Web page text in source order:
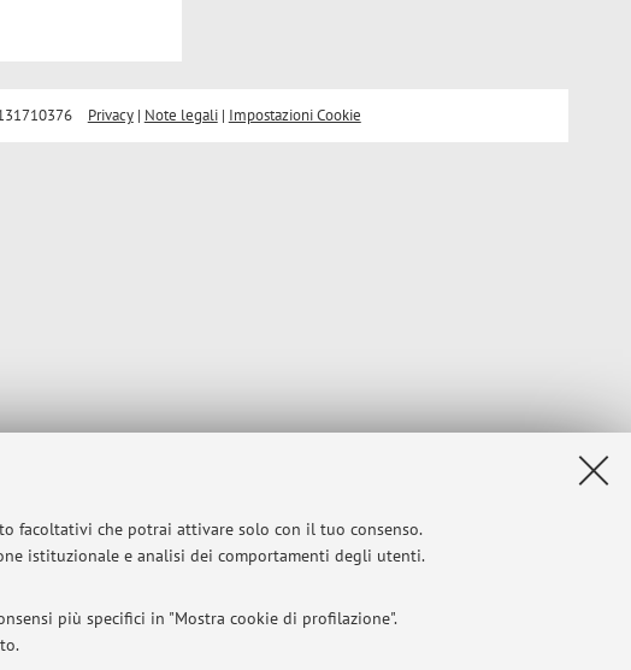
facoltativi che potrai attivare solo con il tuo consenso.
istituzionale e analisi dei comportamenti degli utenti.
più specifici in "Mostra cookie di profilazione".
Privacy| Note legali| Impostazioni Cookie